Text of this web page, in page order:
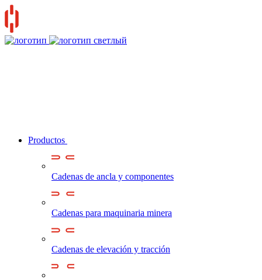
Productos
Cadenas de ancla y componentes
Cadenas para maquinaria minera
Cadenas de elevación y tracción